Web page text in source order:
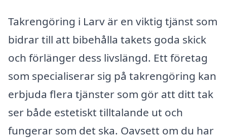
Takrengöring i Larv är en viktig tjänst som
bidrar till att bibehålla takets goda skick
och förlänger dess livslängd. Ett företag
som specialiserar sig på takrengöring kan
erbjuda flera tjänster som gör att ditt tak
ser både estetiskt tilltalande ut och
fungerar som det ska. Oavsett om du har